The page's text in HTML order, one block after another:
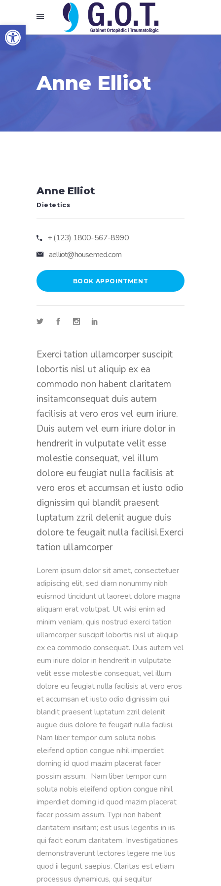
Abrir barra de herramientas
Anne Elliot
Anne Elliot
Dietetics
+ (123) 1800-567-8990
aelliot@housemed.com
BOOK APPOINTMENT
Exerci tation ullamcorper suscipit
lobortis nisl ut aliquip ex ea
commodo non habent claritatem
insitamconsequat duis autem
facilisis at vero eros vel eum iriure.
Duis autem vel eum iriure dolor in
hendrerit in vulputate velit esse
molestie consequat, vel illum
dolore eu feugiat nulla facilisis at
vero eros et accumsan et iusto odio
dignissim qui blandit praesent
luptatum zzril delenit augue duis
dolore te feugait nulla facilisi.Exerci
tation ullamcorper
Lorem ipsum dolor sit amet, consectetuer
adipiscing elit, sed diam nonummy nibh
euismod tincidunt ut laoreet dolore magna
aliquam erat volutpat. Ut wisi enim ad
minim veniam, quis nostrud exerci tation
ullamcorper suscipit lobortis nisl ut aliquip
ex ea commodo consequat. Duis autem vel
eum iriure dolor in hendrerit in vulputate
velit esse molestie consequat, vel illum
dolore eu feugiat nulla facilisis at vero eros
et accumsan et iusto odio dignissim qui
blandit praesent luptatum zzril delenit
augue duis dolore te feugait nulla facilisi.
Nam liber tempor cum soluta nobis
eleifend option congue nihil imperdiet
doming id quod mazim placerat facer
possim assum.  Nam liber tempor cum
soluta nobis eleifend option congue nihil
imperdiet doming id quod mazim placerat
facer possim assum. Typi non habent
claritatem insitam; est usus legentis in iis
qui facit eorum claritatem. Investigationes
demonstraverunt lectores legere me lius
quod ii legunt saepius. Claritas est etiam
processus dynamicus, qui sequitur